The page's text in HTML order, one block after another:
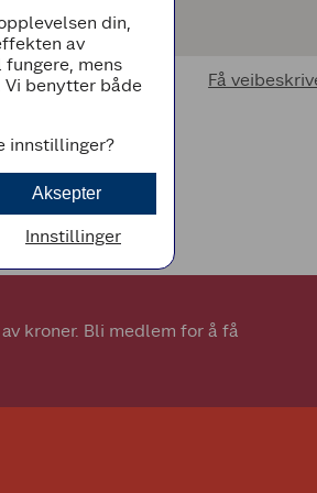
Få
kroner. Bli medlem for å få
din,
av
fungere, mens
Vi benytter både
innstillinger?
Aksepter
Innstillinger